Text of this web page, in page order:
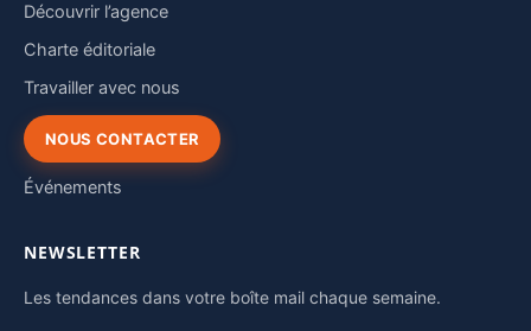
Découvrir l’agence
Charte éditoriale
Travailler avec nous
NOUS CONTACTER
Événements
NEWSLETTER
Les tendances dans votre boîte mail chaque semaine.